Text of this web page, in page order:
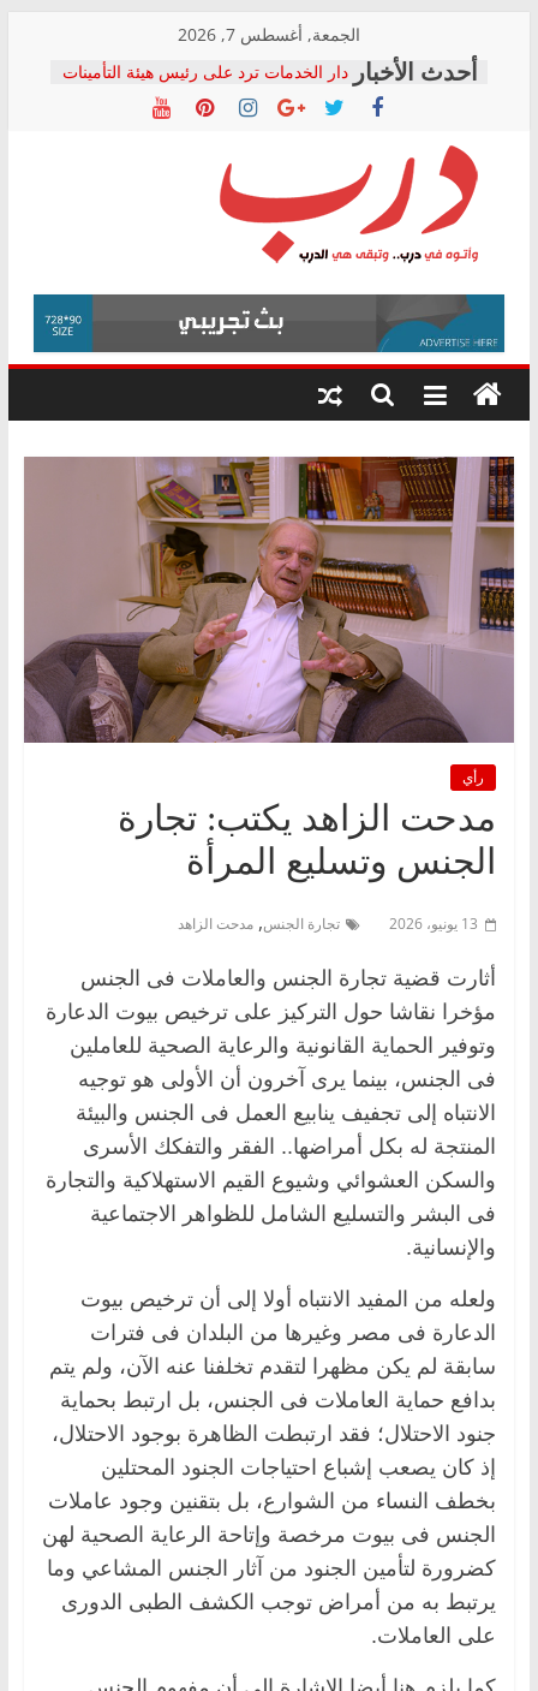
content
الجمعة, أغسطس 7, 2026
دار الخدمات ترد على رئيس هيئة التأمينات
بعد مؤتمره الصحفي: إنكار الأزمة لا ينهي
معاناة أصحاب المعاشات.. ونطالب بكشف
فرحات سليمان يكتب: القطاع الصحي إلى
أين؟
حزب التحالف الشعبي يطلق لجنة “الحق
في الصحة” بالإسكندرية لرصد الانتهاكات
ودعم المرضى
الوزاري لمدينة الصحفيين.. وانتهاء أعمال
إنشاء المبنى الإداري
المجلس القومي لحقوق الإنسان يعلن
متابعة قضية الدكتور محمد زهران.. ويؤكد:
قرينة البراءة وضمانات المحاكمة العادلة
درب
وأتوه
درب..
وتبقى
هي
رأي
مدحت الزاهد يكتب: تجارة
الجنس وتسليع المرأة
13 يونيو، 2026 تجارة الجنس, مدحت الزاهد
أثارت قضية تجارة الجنس والعاملات فى الجنس
مؤخرا نقاشا حول التركيز على ترخيص بيوت الدعارة
وتوفير الحماية القانونية والرعاية الصحية للعاملين
فى الجنس، بينما يرى آخرون أن الأولى هو توجيه
الانتباه إلى تجفيف ينابيع العمل فى الجنس والبيئة
المنتجة له بكل أمراضها.. الفقر والتفكك الأسرى
والسكن العشوائي وشيوع القيم الاستهلاكية والتجارة
فى البشر والتسليع الشامل للظواهر الاجتماعية
والإنسانية.
ولعله من المفيد الانتباه أولا إلى أن ترخيص بيوت
الدعارة فى مصر وغيرها من البلدان فى فترات
سابقة لم يكن مظهرا لتقدم تخلفنا عنه الآن، ولم يتم
بدافع حماية العاملات فى الجنس، بل ارتبط بحماية
جنود الاحتلال؛ فقد ارتبطت الظاهرة بوجود الاحتلال،
إذ كان يصعب إشباع احتياجات الجنود المحتلين
بخطف النساء من الشوارع، بل بتقنين وجود عاملات
الجنس فى بيوت مرخصة وإتاحة الرعاية الصحية لهن
كضرورة لتأمين الجنود من آثار الجنس المشاعي وما
يرتبط به من أمراض توجب الكشف الطبى الدورى
على العاملات.